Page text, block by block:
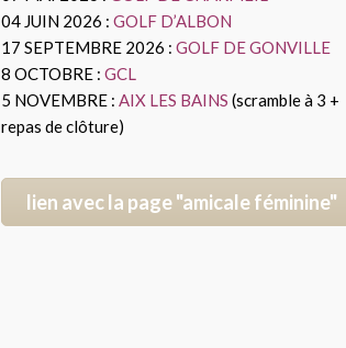
04 JUIN 2026 :GOLF D’ALBON
17 SEPTEMBRE 2026 :GOLF DE GONVILLE
8 OCTOBRE :GCL
5 NOVEMBRE : AIX LES BAINS (scramble à 3 +
repas de clôture)
lien avec la page "amicale féminine"